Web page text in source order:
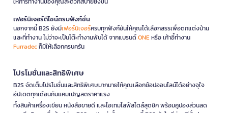
เฟอร์นิเจอร์ดีไซน์ครบฟังก์ชั่น
นอกจากนี้ B2S ยังมีเฟอร์นิเจอร์ครบทุกฟังก์ชันให้คุณได้เลือกสรรเพื่อตกแต่งบ้าน
และที่ทำงาน ไม่ว่าจะเป็นโต๊ะทำงานพับได้ จากแบรนด์ONEหรือ เก้าอี้ทำงาน
Furradecก็มีให้เลือกครบครัน
โปรโมชั่นและสิทธิพิเศษ
B2S จัดเต็มโปรโมชั่นและสิทธิพิเศษมากมายให้คุณเลือกช้อปออนไลน์ได้อย่างจุใจ
อัปเดตทุกเดือนกับแคมเปญลดราคาแรง
ทั้งสินค้าเครื่องเขียน หนังสือขายดี และไอเทมไลฟ์สไตล์สุดชิค พร้อมคูปองส่วนลด